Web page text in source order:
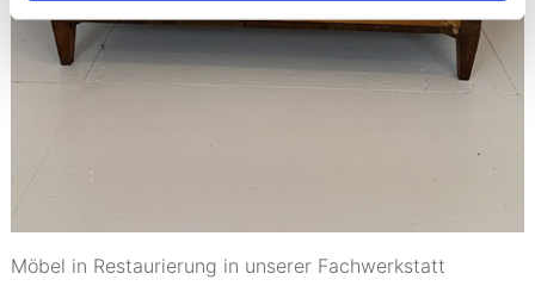
Möbel in Restaurierung in unserer Fachwerkstatt